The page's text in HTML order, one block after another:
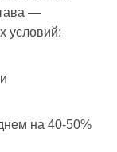
—
условий:
на 40-50%